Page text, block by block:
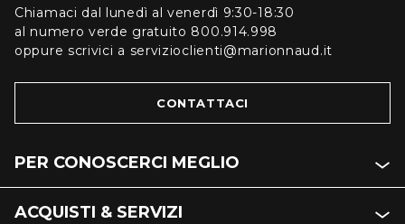
Chiamaci dal lunedì al venerdì 9:30-18:30
al numero verde gratuito 800.914.998
oppure scrivici a servizioclienti@marionnaud.it
CONTATTACI
PER CONOSCERCI MEGLIO
ACQUISTI & SERVIZI